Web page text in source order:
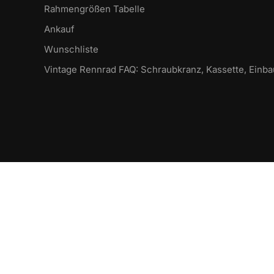
Rahmengrößen Tabelle
Ankauf
Wunschliste
Vintage Rennrad FAQ: Schraubkranz, Kassette,